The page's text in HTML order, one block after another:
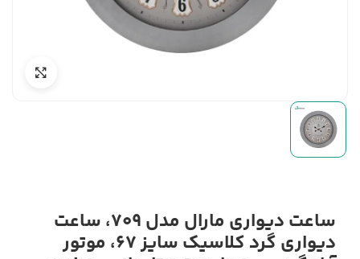
ساعت دیواری مارال مدل 709، ساعت
دیواری گرد کلاسیک سایز 67، موتور